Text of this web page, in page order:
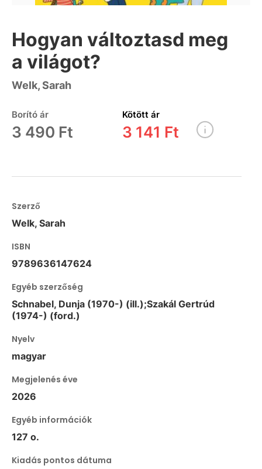
Hogyan változtasd meg
a világot?
Welk, Sarah
Borító ár
3 490 Ft
Kötött ár
3 141 Ft
Szerző
Welk, Sarah
ISBN
9789636147624
Egyéb szerzőség
Schnabel, Dunja (1970-) (ill.);Szakál Gertrúd
(1974-) (ford.)
Nyelv
magyar
Megjelenés éve
2026
Egyéb információk
127 o.
Kiadás pontos dátuma